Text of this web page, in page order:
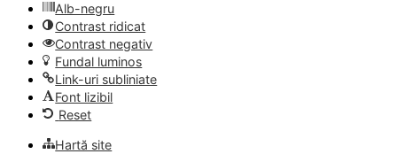
Alb-negru
Contrast ridicat
Contrast negativ
Fundal luminos
Link-uri subliniate
Font lizibil
Reset
Hartă site